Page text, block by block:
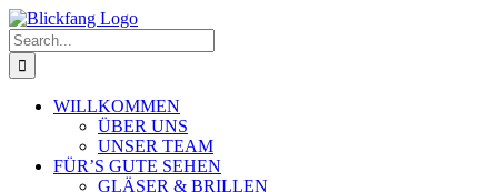
Skip
to
content
Search
for:
WILLKOMMEN
ÜBER UNS
UNSER TEAM
FÜR’S GUTE SEHEN
GLÄSER & BRILLEN